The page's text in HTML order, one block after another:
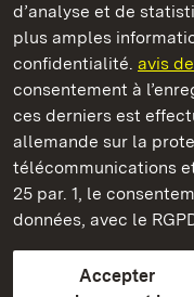
d’analyse et de
plus amples
confidentialité. avis
consentement à
ces derniers est
allemande sur la
télécommunications
25 par. 1, le
données, avec le
Accepter
Staatliche Schlösser und
Châteaux et jardins
ContactFAQ et
Protection des
Explications sur
BITV-konform
plus loin